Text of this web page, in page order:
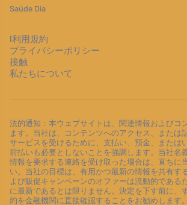
Saúde Dia
l利用規約
プライバシーポリシー
接触
私たちについて
法的通知：本ウェブサイトは、関連情報およびコ
ます。当社は、コンテンツへのアクセス、または
サービスを受けるために、支払い、預金、または
前払いも必要としないことを強調します。当社名
情報を要求する連絡を受け取った場合は、直ちに
い。当社の目標は、有用かつ最新の情報を共有す
よび販促キャンペーンのオファーは流動的である
に最新であるとは限りません。決定を下す前に、
約を金融機関に直接確認することをお勧めします